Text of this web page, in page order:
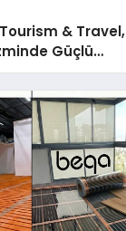
& Travel,
Güçlü
Fark